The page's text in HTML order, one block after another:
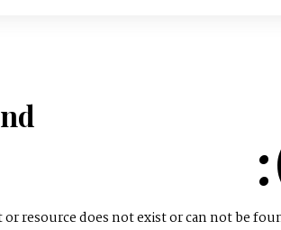
resource does not exist or can not be